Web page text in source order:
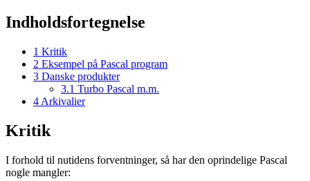
Indholdsfortegnelse
1 Kritik
2 Eksempel på Pascal program
3 Danske produkter
3.1 Turbo Pascal m.m.
4 Arkivalier
Kritik
I forhold til nutidens forventninger, så har den oprindelige Pascal
nogle mangler: